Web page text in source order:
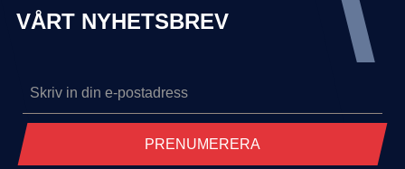
VÅRT NYHETSBREV
PRENUMERERA